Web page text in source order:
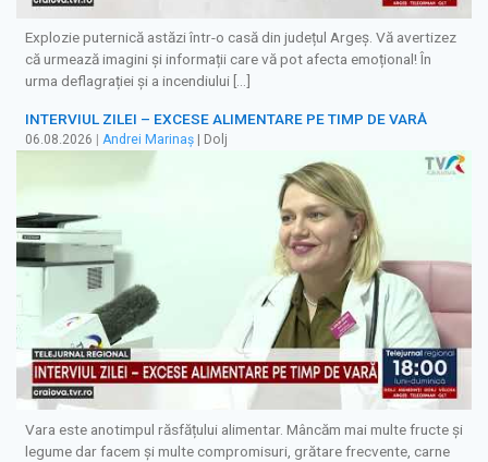
Explozie puternică astăzi într-o casă din județul Argeș. Vă avertizez
că urmează imagini și informații care vă pot afecta emoțional! În
urma deflagrației și a incendiului […]
INTERVIUL ZILEI – EXCESE ALIMENTARE PE TIMP DE VARĂ
06.08.2026 | Andrei Marinaș | Dolj
Vara este anotimpul răsfățului alimentar. Mâncăm mai multe fructe și
legume dar facem și multe compromisuri, grătare frecvente, carne